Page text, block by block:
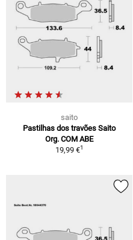
saito
Pastilhas dos travões Saito
Org. COM ABE
19,99 €1